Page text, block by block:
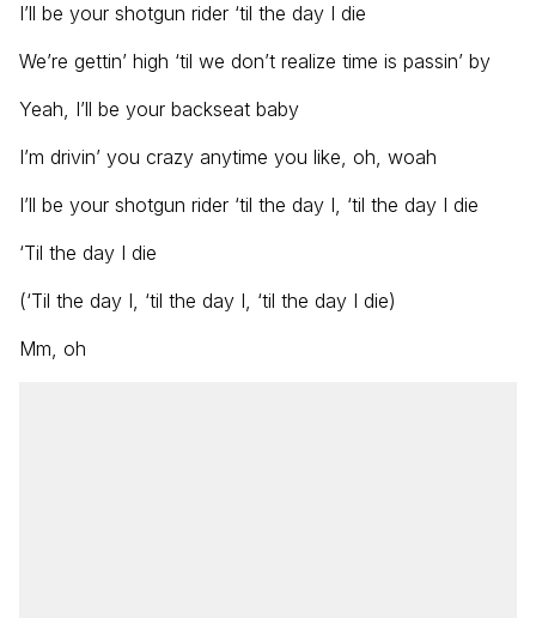
I’ll be your shotgun rider ‘til the day I die
We’re gettin’ high ‘til we don’t realize time is passin’ by
Yeah, I’ll be your backseat baby
I’m drivin’ you crazy anytime you like, oh, woah
I’ll be your shotgun rider ‘til the day I, ‘til the day I die
‘Til the day I die
(‘Til the day I, ‘til the day I, ‘til the day I die)
Mm, oh